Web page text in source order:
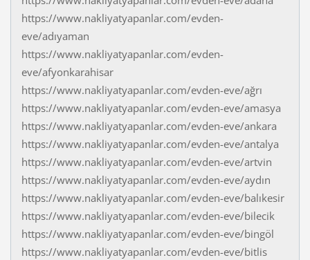
https://www.nakliyatyapanlar.com/evden-
eve/adıyaman
https://www.nakliyatyapanlar.com/evden-
eve/afyonkarahisar
https://www.nakliyatyapanlar.com/evden-eve/ağrı
https://www.nakliyatyapanlar.com/evden-eve/amasya
https://www.nakliyatyapanlar.com/evden-eve/ankara
https://www.nakliyatyapanlar.com/evden-eve/antalya
https://www.nakliyatyapanlar.com/evden-eve/artvin
https://www.nakliyatyapanlar.com/evden-eve/aydın
https://www.nakliyatyapanlar.com/evden-eve/balıkesir
https://www.nakliyatyapanlar.com/evden-eve/bilecik
https://www.nakliyatyapanlar.com/evden-eve/bingöl
https://www.nakliyatyapanlar.com/evden-eve/bitlis